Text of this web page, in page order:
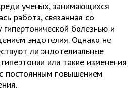
ученых, занимающихся
работа, связанная со
болезнью и
эндотелия. Однако не
ли эндотелиальные
или такие изменения
постоянным повышением